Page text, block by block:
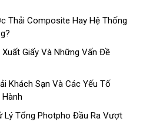
Thải Composite Hay Hệ Thống
Giấy Và Những Vấn Đề
Khách Sạn Và Các Yếu Tố
Lý Tổng Photpho Đầu Ra Vượt